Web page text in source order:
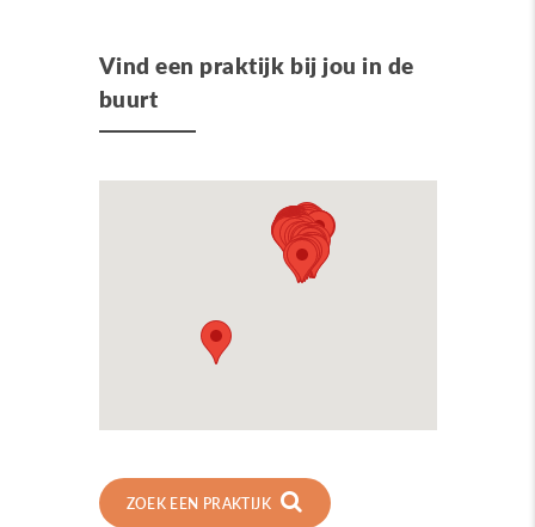
Vind een praktijk bij jou in de
buurt
ZOEK EEN PRAKTIJK